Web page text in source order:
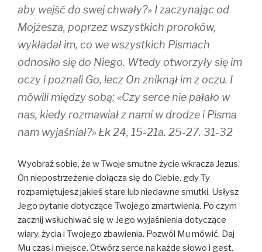
aby wejść do swej chwały?» I zaczynając od
Mojżesza, poprzez wszystkich proroków,
wykładał im, co we wszystkich Pismach
odnosiło się do Niego. Wtedy otworzyły się im
oczy i poznali Go, lecz On zniknął im z oczu. I
mówili między sobą: «Czy serce nie pałało w
nas, kiedy rozmawiał z nami w drodze i Pisma
nam wyjaśniał?» Łk 24, 15-21a. 25-27. 31-32
Wyobraź sobie, że w Twoje smutne życie wkracza Jezus.
On niepostrzeżenie dołącza się do Ciebie, gdy Ty
rozpamiętujesz jakieś stare lub niedawne smutki. Usłysz
Jego pytanie dotyczące Twojego zmartwienia. Po czym
zacznij wsłuchiwać się w Jego wyjaśnienia dotyczące
wiary, życia i Twojego zbawienia. Pozwól Mu mówić. Daj
Mu czas i miejsce. Otwórz serce na każde słowo i gest.